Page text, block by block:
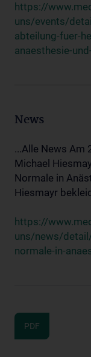
https://
uns/events/
abteilung-fuer-
anaesthesie-
News
...Alle News Am
Michael
Normale in
Hiesmayr
https://
uns/news/
normale-in-
PDF